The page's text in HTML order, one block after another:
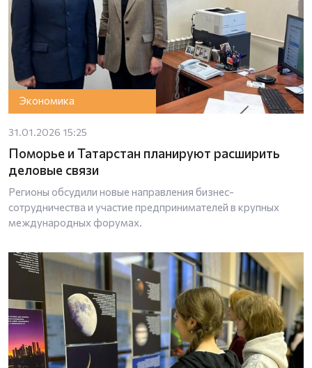
Экономика
31.01.2026 15:25
Поморье и Татарстан планируют расширить
деловые связи
Регионы обсудили новые направления бизнес-
сотрудничества и участие предпринимателей в крупных
международных форумах.